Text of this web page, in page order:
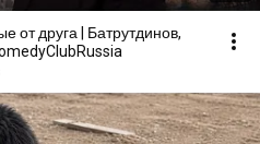
от друга | Батрутдинов,